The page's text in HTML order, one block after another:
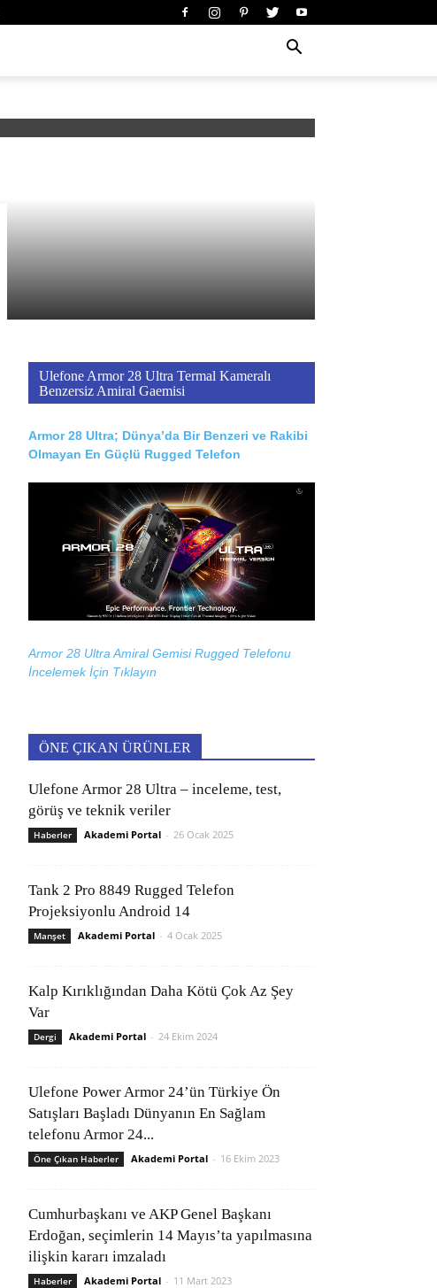
Ulefone Armor 28 Ultra Termal Kameralı
Benzersiz Amiral Gaemisi
Armor 28 Ultra; Dünya’da Bir Benzeri ve Rakibi
Olmayan En Güçlü Rugged Telefon
Armor 28 Ultra Amiral Gemisi Rugged Telefonu
İncelemek İçin Tıklayın
ÖNE ÇIKAN ÜRÜNLER
Ulefone Armor 28 Ultra – inceleme, test,
görüş ve teknik veriler
Haberler Akademi Portal - 26 Ocak 2025
Tank 2 Pro 8849 Rugged Telefon
Projeksiyonlu Android 14
Manşet Akademi Portal - 4 Ocak 2025
Kalp Kırıklığından Daha Kötü Çok Az Şey
Var
Dergi Akademi Portal - 24 Ekim 2024
Ulefone Power Armor 24’ün Türkiye Ön
Satışları Başladı Dünyanın En Sağlam
telefonu Armor 24...
Öne Çıkan Haberler Akademi Portal - 16 Ekim 2023
Cumhurbaşkanı ve AKP Genel Başkanı
Erdoğan, seçimlerin 14 Mayıs’ta yapılmasına
ilişkin kararı imzaladı
Haberler Akademi Portal - 11 Mart 2023